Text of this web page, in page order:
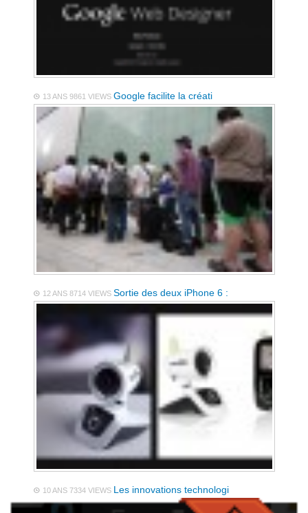
13 ANS9861 VIEWSGoogle facilite la créati
12 ANS8714 VIEWSSortie des deux iPhone 6 :
10 ANS7334 VIEWS Les innovations technologi